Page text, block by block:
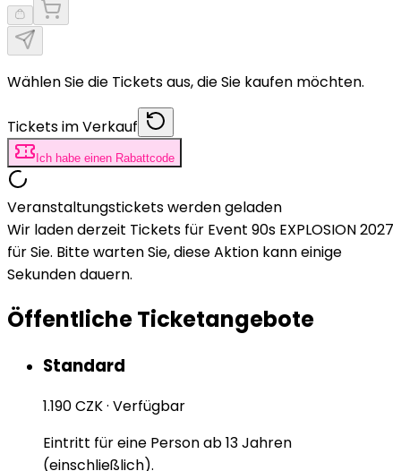
Wählen Sie die Tickets aus, die Sie kaufen möchten.
Tickets im Verkauf
Ich habe einen Rabattcode
Veranstaltungstickets werden geladen
Wir laden derzeit Tickets für Event 90s EXPLOSION 2027
für Sie. Bitte warten Sie, diese Aktion kann einige
Sekunden dauern.
Öffentliche Ticketangebote
Standard
1.190 CZK· Verfügbar
Eintritt für eine Person ab 13 Jahren
(einschließlich).